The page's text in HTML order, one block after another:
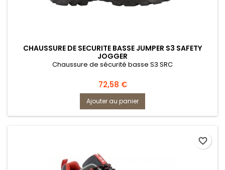
CHAUSSURE DE SECURITE BASSE JUMPER S3 SAFETY
JOGGER
Chaussure de sécurité basse S3 SRC
Prix
72,58 €
Ajouter au panier
favorite_border